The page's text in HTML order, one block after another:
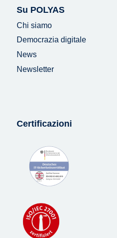
Su POLYAS
Chi siamo
Democrazia digitale
News
Newsletter
Certificazioni